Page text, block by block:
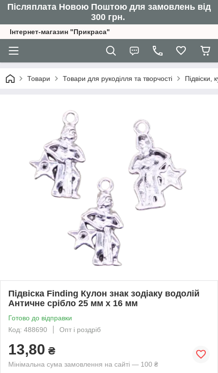
Післяплата Новою Поштою для замовлень від
300 грн.
Інтернет-магазин "Прикраса"
Товари Товари для рукоділля та творчості
Підвіска Finding Кулон знак зодіаку водолій
Античне срібло 25 мм x 16 мм
Готово до відправки
Код: 488690
Опт і роздріб
13,80 ₴
Мінімальна сума замовлення на сайті — 100 ₴